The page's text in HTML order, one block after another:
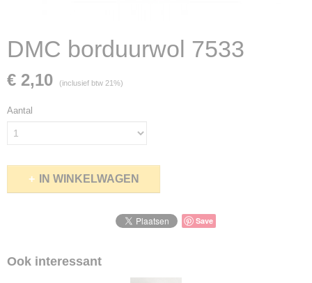
DMC borduurwol 7533
€ 2,10 (inclusief btw 21%)
Aantal
IN WINKELWAGEN
Save
Ook interessant